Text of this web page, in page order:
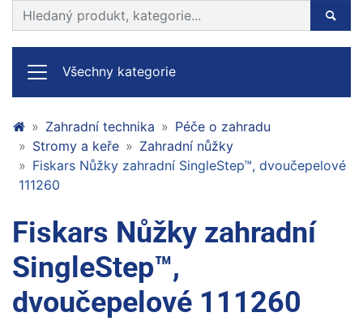
Prohledat web
Všechny kategorie
Zahradní technika
Péče o zahradu
Stromy a keře
Zahradní nůžky
Fiskars Nůžky zahradní SingleStep™, dvoučepelové
111260
Fiskars Nůžky zahradní
SingleStep™,
dvoučepelové 111260